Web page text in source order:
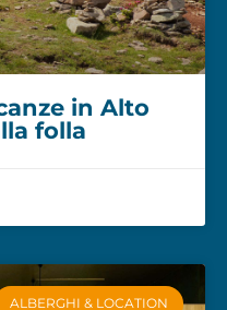
in Alto
folla
ALBERGHI & LOCATION